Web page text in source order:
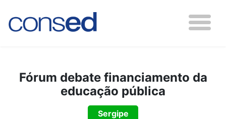
Fórum debate financiamento da
educação pública
Sergipe